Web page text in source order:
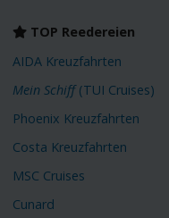
TOP Reedereien
AIDA Kreuzfahrten
Mein Schiff(TUI Cruises)
Phoenix Kreuzfahrten
Costa Kreuzfahrten
MSC Cruises
Cunard